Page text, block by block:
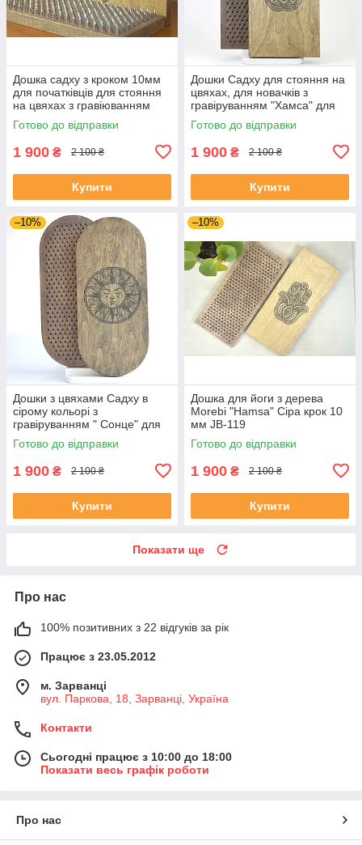
Дошка садху з кроком 10мм
для початківців для стояння
на цвяхах з гравіюванням
Куб Метатрона. Цвяхи для
стояння, медитації.
Готово до відправки
1 900 ₴ 2 100 ₴
Купити
Дошки Садху для стояння на
цвяхах, для новачків з
гравіруванням "Хамса" для
початківців з кроком 10 ммм
Готово до відправки
1 900 ₴ 2 100 ₴
Купити
–10%
Дошки з цвяхами Садху в
сірому кольорі з
гравіруванням " Сонце" для
новачків з кроком 1 см, на
подарунок йогу
Готово до відправки
1 900 ₴ 2 100 ₴
Купити
–10%
Дошка для йоги з дерева
Morebi "Hamsa" Сіра крок 10
мм JB-119
Готово до відправки
1 900 ₴ 2 100 ₴
Купити
Показати ще
Про нас
100% позитивних з 22 відгуків за рік
Працює з 23.05.2012
м. Зарванці
вул. Паркова, 18, Зарванці, Україна
Контакти
Сьогодні працює з 10:00 до 18:00
Показати весь графік роботи
Про нас